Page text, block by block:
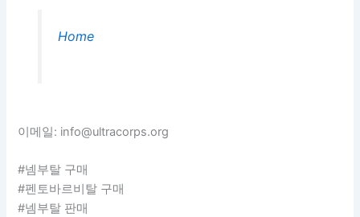
Home
이메일: info@ultracorps.org
#넴부탈 구매
#펜토바르비탈 구매
#넴부탈 판매